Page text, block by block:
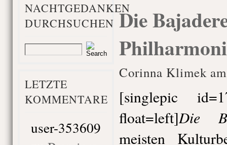
NACHTGEDANKEN
DURCHSUCHEN
LETZTE
KOMMENTARE
user-353609
Die
Corinna Klimek
[singlepic
float=left]Die
meisten